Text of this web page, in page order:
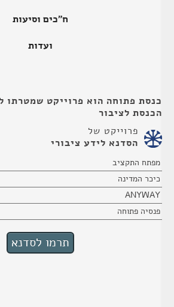
ח"כים וסיעות
ועדות
כנסת פתוחה הוא פרוייקט שמטרתו
הכנסת לציבור
פרוייקט של
הסדנא לידע ציבורי
מפתח התקציב
כיכר המדינה
ANYWAY
פנסיה פתוחה